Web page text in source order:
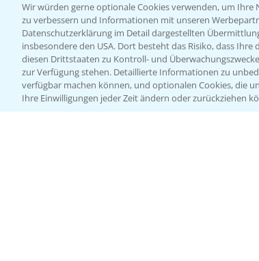
Wir würden gerne optionale Cookies verwenden, um Ihre
zu verbessern und Informationen mit unseren
Datenschutzerklärung im Detail dargestellten
insbesondere den USA. Dort besteht das Risiko, dass
diesen Drittstaaten zu Kontroll- und
zur Verfügung stehen. Detaillierte Informationen zu
verfügbar machen können, und optionalen Cookies, die
Ihre Einwilligungen jeder Zeit ändern oder zurückziehen